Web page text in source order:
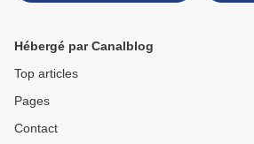
Hébergé par Canalblog
Top articles
Pages
Contact